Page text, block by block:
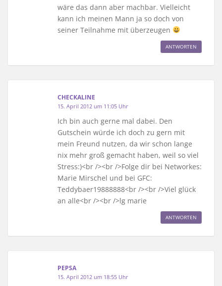
wäre das dann aber machbar. Vielleicht
kann ich meinen Mann ja so doch von
seiner Teilnahme mit überzeugen
ANTWORTEN
CHECKALINE
15. April 2012 um 11:05 Uhr
Ich bin auch gerne mal dabei. Den
Gutschein würde ich doch zu gern mit
mein Freund nutzen, da wir schon lange
nix mehr groß gemacht haben, weil so viel
Stress:)<br /><br />Folge dir bei Networkes:
Marie Mirschel und bei GFC:
Teddybaer19888888<br /><br />Viel glück
an alle<br /><br />lg marie
ANTWORTEN
PEPSA
15. April 2012 um 18:55 Uhr